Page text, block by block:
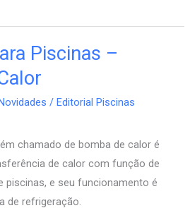
Piscinas –
/Editorial Piscinas
chamado de bomba de calor é
de calor com função de
piscinas, e seu funcionamento é
de refrigeração.